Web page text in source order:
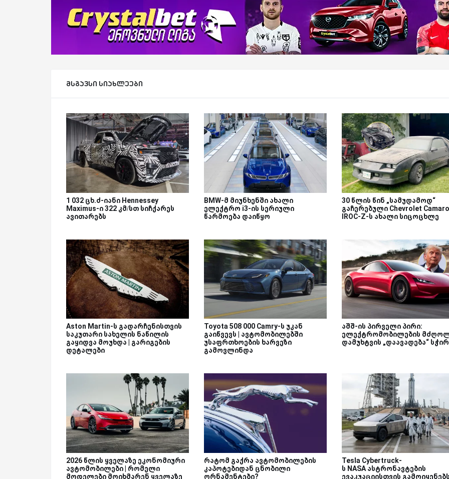
მსგავსი სიახლეები
1 032 ცხ.ძ-იანი Hennessey
Maximus-ი 322 კმ/სთ სიჩქარეს
ავითარებს
BMW-მ მიუნხენში ახალი
ელექტრო i3-ის სერიული
წარმოება დაიწყო
30 წლის წინ „სამუდამოდ“
გაჩერებული Chevrolet Camaro
IROC-Z-ს ახალი სიცოცხლე
Aston Martin-ს გადარჩენისთვის
საკუთარი სახელის ნაწილის
გაყიდვა მოუხდა | გარიგების
დეტალები
Toyota 508 000 Camry-ს უკან
გაიწვევს | ავტომობილებში
უსაფრთხოების ხარვეზი
გამოვლინდა
აშშ-ის პირველი პირი:
ელექტრომობილების
დამუხტვის „დაავადება“
2026 წლის ყველაზე ეკონომიური
ავტომობილები | რომელი
მოდელები მოიხმარენ ყველაზე
რატომ გაქრა ავტომობილების
კაპოტებიდან ცნობილი
ორნამენტები?
Tesla Cybertruck-
ს NASA ასტრონავტების
ევაკუაციისთვის